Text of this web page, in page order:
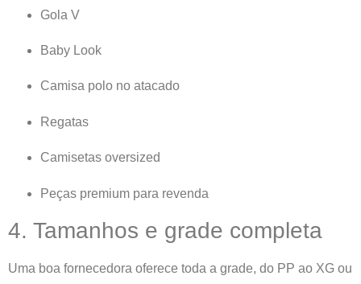
Gola V
Baby Look
Camisa polo no atacado
Regatas
Camisetas oversized
Peças premium para revenda
4. Tamanhos e grade completa
Uma boa fornecedora oferece toda a grade, do PP ao XG ou